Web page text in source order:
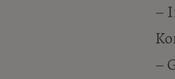
–
–